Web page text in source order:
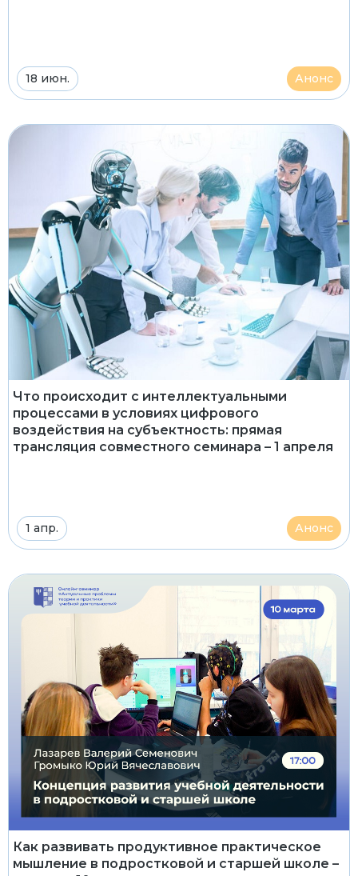
18 июн. Анонс
Что происходит с интеллектуальными
процессами в условиях цифрового
воздействия на субъектность: прямая
трансляция совместного семинара – 1 апреля
1 апр. Анонс
Как развивать продуктивное практическое
мышление в подростковой и старшей школе –